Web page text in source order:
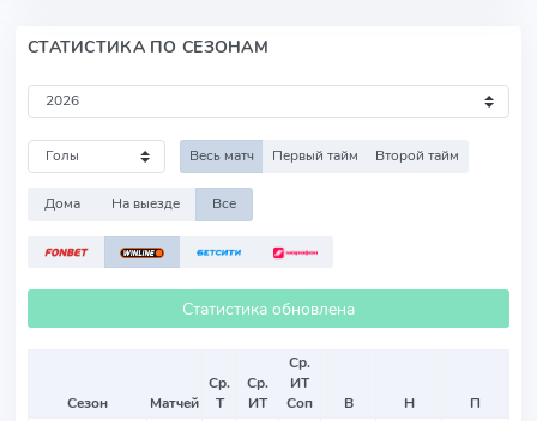
СТАТИСТИКА ПО СЕЗОНАМ
Весь матч Первый тайм Второй тайм
Дома На выезде Все
Статистика обновлена
Сезон Матчей
Ср.
Т
Ср.
ИТ
Ср.
ИТ
Соп
В Н
П